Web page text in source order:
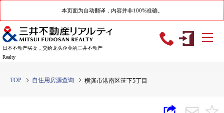
本页面为自动翻译，内容并非100%准确。
日本不动产买卖，交给龙头企业的三井不动产
Realty
TOP 自住用房源查询 横滨市港南区笹下5丁目